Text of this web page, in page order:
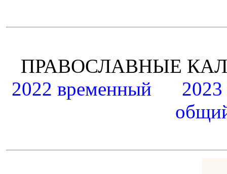
ПРАВОСЛАВНЫЕ
2022 временный